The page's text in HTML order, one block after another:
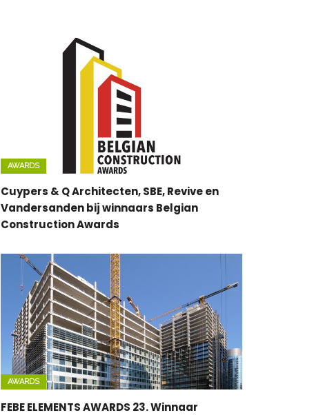
AWARDS
Cuypers & Q Architecten, SBE, Revive en
Vandersanden bij winnaars Belgian
Construction Awards
AWARDS
FEBE ELEMENTS AWARDS 23. Winnaar